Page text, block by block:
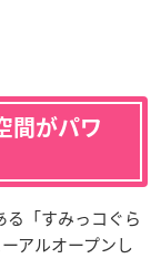
間がパワ
る「すみっコぐら
アルオープンし